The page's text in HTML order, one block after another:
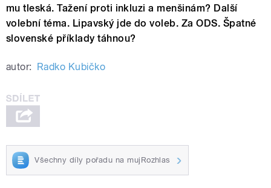
mu tleská. Tažení proti inkluzi a menšinám? Další
volební téma. Lipavský jde do voleb. Za ODS. Špatné
slovenské příklady táhnou?
autor: Radko Kubičko
Všechny díly pořadu na mujRozhlas